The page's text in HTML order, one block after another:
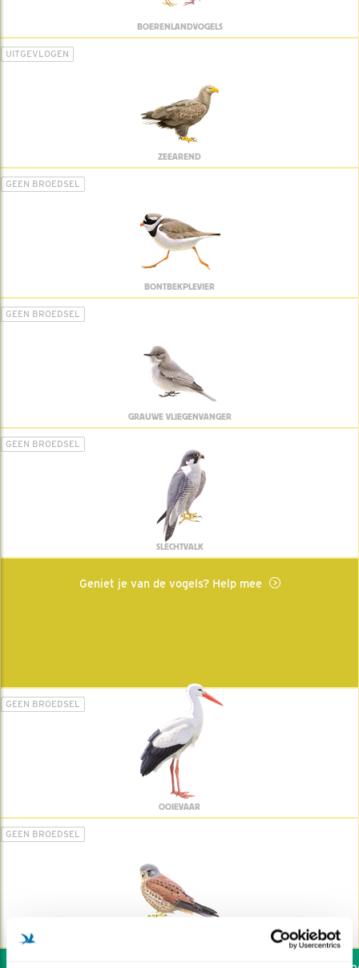
BOERENLANDVOGELS
UITGEVLOGEN
ZEEAREND
GEEN BROEDSEL
BONTBEKPLEVIER
GEEN BROEDSEL
GRAUWE VLIEGENVANGER
GEEN BROEDSEL
SLECHTVALK
Geniet je van de vogels? Help mee
GEEN BROEDSEL
OOIEVAAR
GEEN BROEDSEL